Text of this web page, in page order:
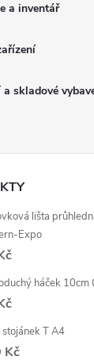
a inventář
a skladové
lišta
Expo
háček 10cm
stojánek T A4
Kč